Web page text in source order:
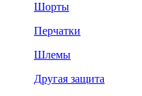
Шорты
Перчатки
Шлемы
Другая защита